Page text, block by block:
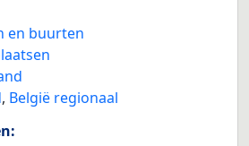
en buurten
, België regionaal